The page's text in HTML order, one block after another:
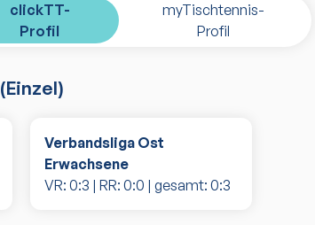
clickTT-
Profil
myTischtennis-
Profil
(Einzel)
Verbandsliga Ost
Erwachsene
VR:0:3 | RR: 0:0 | gesamt: 0:3